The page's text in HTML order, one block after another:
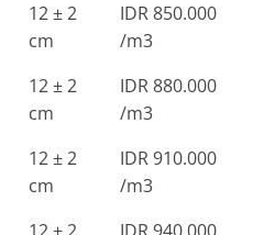
12 ± 2
cm
IDR 850.000
/m3
12 ± 2
cm
IDR 880.000
/m3
12 ± 2
cm
IDR 910.000
/m3